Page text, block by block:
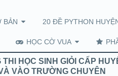
BẢN 20 ĐỀ PYTHON
HỌC CỜ VUA
THI HỌC SINH GIỎI CẤP
VÀO TRƯỜNG CHUYÊN